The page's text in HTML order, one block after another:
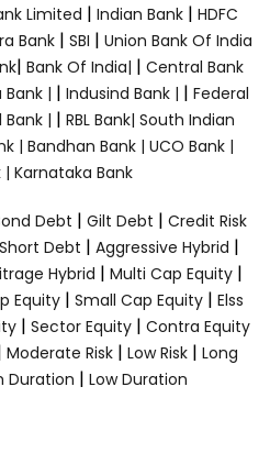
Limited | Indian Bank | HDFC
Bank| SBI | Union Bank Of India
| Bank Of India| | Central Bank
| | Indusind Bank | | Federal
| | RBL Bank| South Indian
| Bandhan Bank | UCO Bank |
| Karnataka Bank
Debt | Gilt Debt | Credit Risk
Debt | Aggressive Hybrid |
Hybrid | Multi Cap Equity |
Equity | Small Cap Equity | Elss
| Sector Equity | Contra Equity
Moderate Risk | Low Risk | Long
Duration | Low Duration